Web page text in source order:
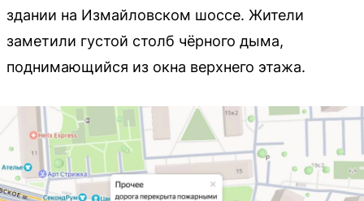
здании на Измайловском шоссе. Жители
заметили густой столб чёрного дыма,
поднимающийся из окна верхнего этажа.